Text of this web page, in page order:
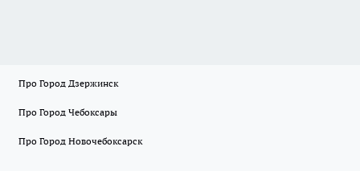
Про Город Дзержинск
Про Город Чебоксары
Про Город Новочебоксарск